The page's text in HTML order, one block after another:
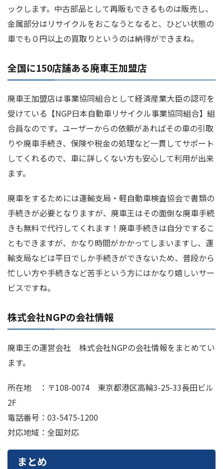
ックします。中古部品として再販もできるものは販売し、
金属部分はリサイクルをおこなうとなると、ひどい状態の
車でも０円以上の買取りというのは納得ができまね。
全国に150店舗ある廃車王加盟店
廃車王加盟店は事業協同組合として経済産業大臣の認可を
受けている【NGP日本自動車リサイクル事業協同組合】組
合員なのです。ユーザーからの依頼があればその車の引取
りや廃車手続き、保険や税金の処理など一貫してサポート
してくれるので、車に詳しくない方も安心して利用が出来
ます。
廃車をするためには運輸支局・軽自動車検査協会で書類の
手続きが必要となりますが、廃車王はその面倒な廃車手続
きも無料で代行してくれます！廃車手続きは自分でするこ
ともできますが、かなり時間がかかってしまいますし、運
輸支局などは平日でしか手続きができないため、普段から
忙しい方や手続きなど苦手という方にはかなり嬉しいサー
ビスですね。
株式会社NGPの会社情報
廃車王の運営会社 株式会社NGPの会社情報をまとめてい
ます。
所在地 ：〒108-0074 東京都港区高輪3-25-33長田ビル
2F
電話番号：03-5475-1200
対応地域：全国対応
まとめ